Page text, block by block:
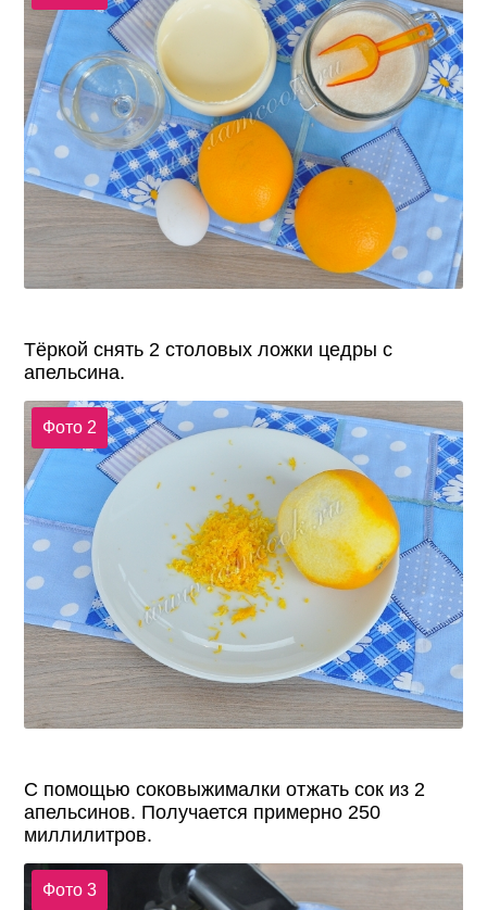
Тёркой снять 2 столовых ложки цедры с
апельсина.
Фото 2
С помощью соковыжималки отжать сок из 2
апельсинов. Получается примерно 250
миллилитров.
Фото 3